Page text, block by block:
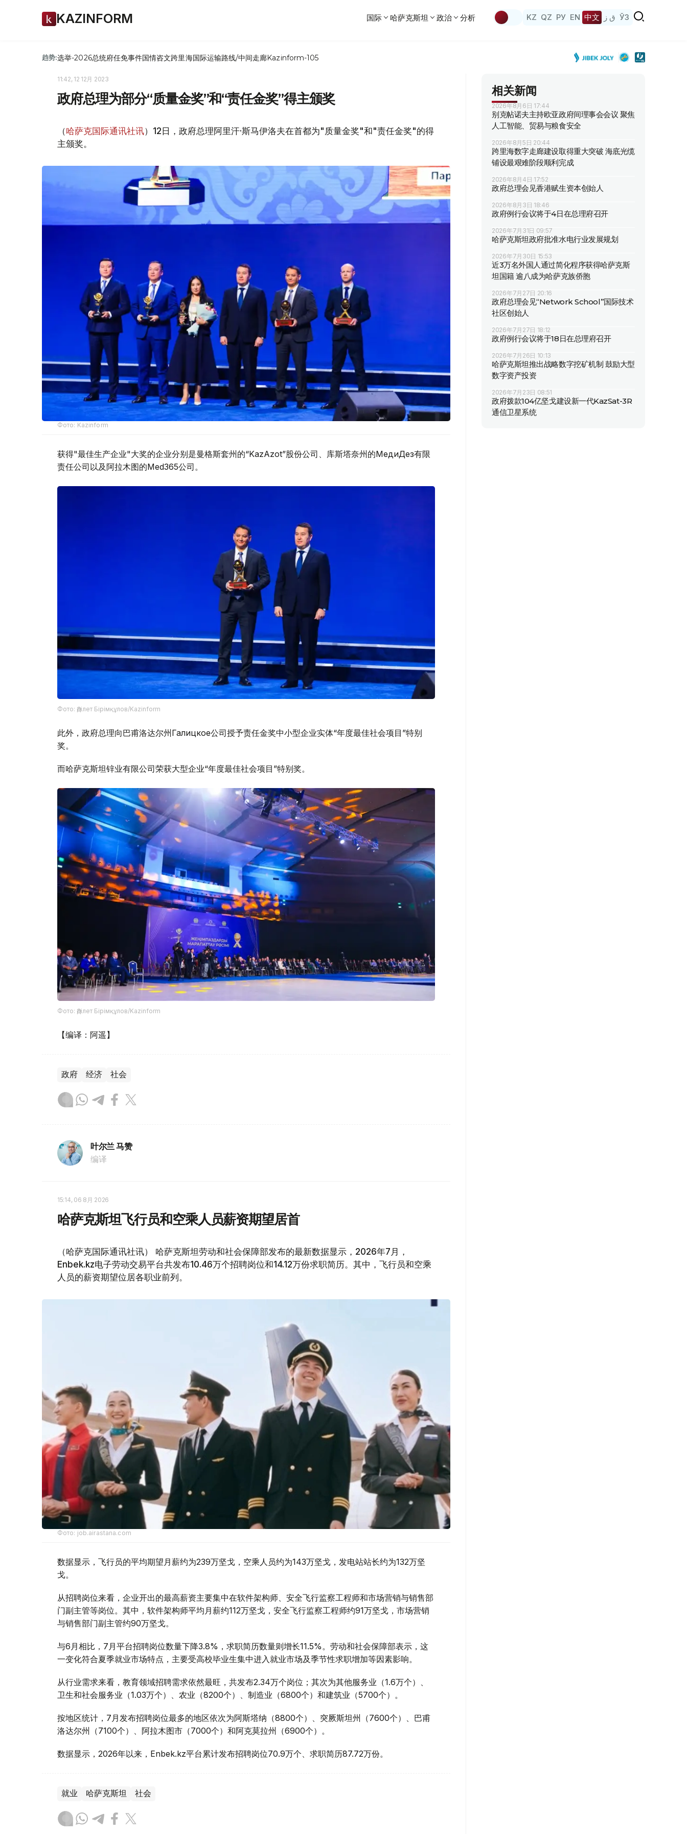
KAZINFORM 国际 哈萨克斯坦 政治 分析 KZ QZ РУ EN 中文 ق ز ЎЗ
趋势:选举-2026总统府任免事件国情咨文跨里海国际运输路线/中间走廊Kazinform-105
11:42, 12 12月 2023
政府总理为部分“质量金奖”和“责任金奖”得主颁奖
（哈萨克国际通讯社讯）12日，政府总理阿里汗·斯马伊洛夫在首都为"质量金奖"和"责任金奖"的得
主颁奖。
Фото: Kazinform
获得"最佳生产企业"大奖的企业分别是曼格斯套州的“KazAzot”股份公司、库斯塔奈州的МедиДез有限
责任公司以及阿拉木图的Med365公司。
Фото: Әділет Бірімқұлов/Kazinform
此外，政府总理向巴甫洛达尔州Галицкое公司授予责任金奖中小型企业实体“年度最佳社会项目”特别
奖。
而哈萨克斯坦锌业有限公司荣获大型企业“年度最佳社会项目”特别奖。
Фото: Әділет Бірімқұлов/Kazinform
【编译：阿遥】
政府 经济 社会
叶尔兰 马赞
编译
15:14, 06 8月 2026
哈萨克斯坦飞行员和空乘人员薪资期望居首
（哈萨克国际通讯社讯） 哈萨克斯坦劳动和社会保障部发布的最新数据显示，2026年7月，
Enbek.kz电子劳动交易平台共发布10.46万个招聘岗位和14.12万份求职简历。其中，飞行员和空乘
人员的薪资期望位居各职业前列。
Фото: job.airastana.com
数据显示，飞行员的平均期望月薪约为239万坚戈，空乘人员约为143万坚戈，发电站站长约为132万坚
戈。
从招聘岗位来看，企业开出的最高薪资主要集中在软件架构师、安全飞行监察工程师和市场营销与销售部
门副主管等岗位。其中，软件架构师平均月薪约112万坚戈，安全飞行监察工程师约91万坚戈，市场营销
与销售部门副主管约90万坚戈。
与6月相比，7月平台招聘岗位数量下降3.8%，求职简历数量则增长11.5%。劳动和社会保障部表示，这
一变化符合夏季就业市场特点，主要受高校毕业生集中进入就业市场及季节性求职增加等因素影响。
从行业需求来看，教育领域招聘需求依然最旺，共发布2.34万个岗位；其次为其他服务业（1.6万个）、
卫生和社会服务业（1.03万个）、农业（8200个）、制造业（6800个）和建筑业（5700个）。
按地区统计，7月发布招聘岗位最多的地区依次为阿斯塔纳（8800个）、突厥斯坦州（7600个）、巴甫
洛达尔州（7100个）、阿拉木图市（7000个）和阿克莫拉州（6900个）。
数据显示，2026年以来，Enbek.kz平台累计发布招聘岗位70.9万个、求职简历87.72万份。
就业 哈萨克斯坦 社会
相关新闻
2026年8月6日 17:44
别克帖诺夫主持欧亚政府间理事会会议 聚焦
人工智能、贸易与粮食安全
2026年8月5日 20:44
跨里海数字走廊建设取得重大突破 海底光缆
铺设最艰难阶段顺利完成
2026年8月4日 17:52
政府总理会见香港赋生资本创始人
2026年8月3日 18:46
政府例行会议将于4日在总理府召开
2026年7月31日 09:57
哈萨克斯坦政府批准水电行业发展规划
2026年7月30日 15:53
近3万名外国人通过简化程序获得哈萨克斯
坦国籍 逾八成为哈萨克族侨胞
2026年7月27日 20:16
政府总理会见“Network School”国际技术
社区创始人
2026年7月27日 18:12
政府例行会议将于18日在总理府召开
2026年7月26日 10:13
哈萨克斯坦推出战略数字挖矿机制 鼓励大型
数字资产投资
2026年7月23日 08:51
政府拨款104亿坚戈建设新一代KazSat-3R
通信卫星系统